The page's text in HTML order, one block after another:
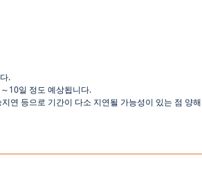
.
～10일 정도 예상됩니다.
연 등으로 기간이 다소 지연될 가능성이 있는 점 양해